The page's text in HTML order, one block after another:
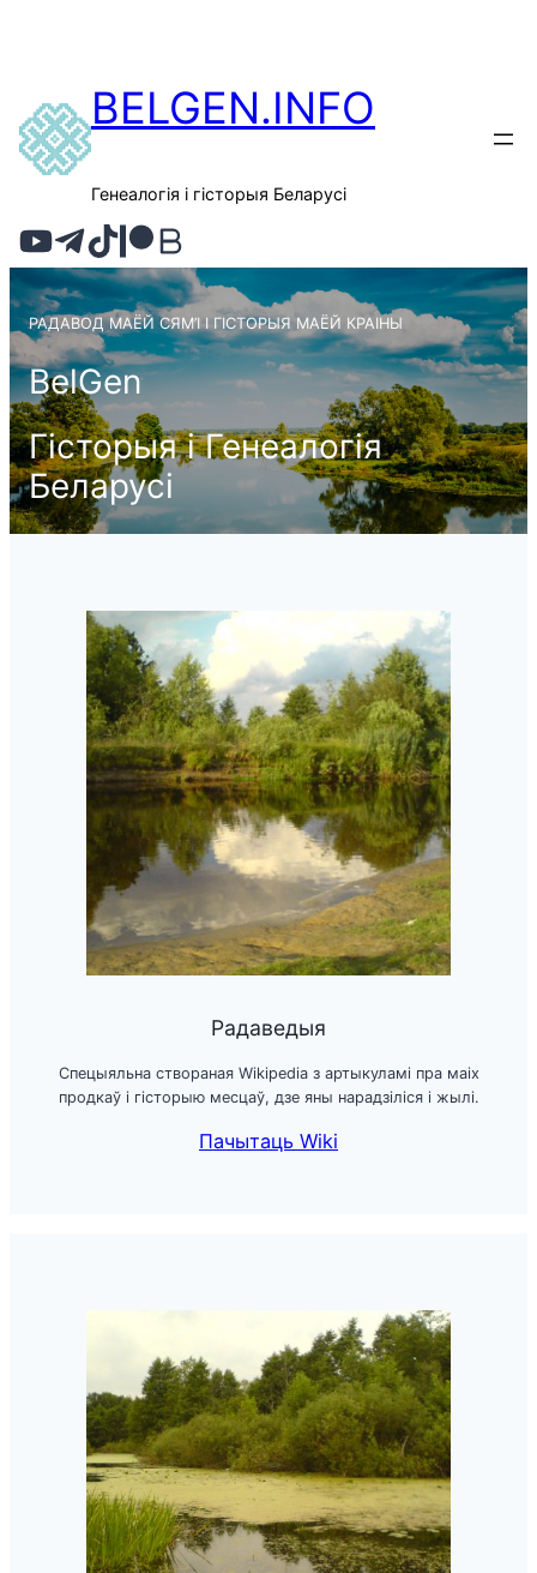
BELGEN.INFO
Генеалогія і гісторыя Беларусі
РАДАВОД МАЁЙ СЯМ’І І ГІСТОРЫЯ МАЁЙ КРАІНЫ
BelGen
Гісторыя і Генеалогія
Беларусі
Радаведыя
Спецыяльна створаная Wikipedia з артыкуламі пра маіх
продкаў і гісторыю месцаў, дзе яны нарадзіліся і жылі.
Пачытаць Wiki